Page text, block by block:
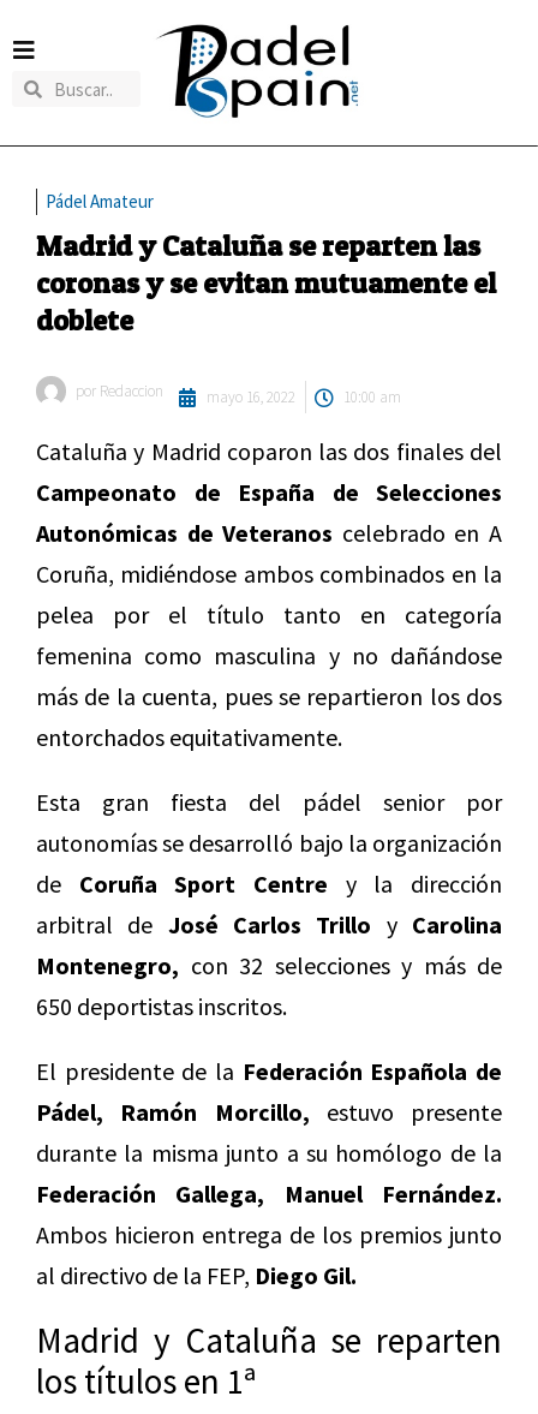
Pádel Amateur
Madrid y Cataluña se reparten las
coronas y se evitan mutuamente el
doblete
por Redaccion mayo 16, 2022 10:00 am
Cataluña y Madrid coparon las dos finales del
Campeonato de España de Selecciones
Autonómicas de Veteranos celebrado en A
Coruña, midiéndose ambos combinados en la
pelea por el título tanto en categoría
femenina como masculina y no dañándose
más de la cuenta, pues se repartieron los dos
entorchados equitativamente.
Esta gran fiesta del pádel senior por
autonomías se desarrolló bajo la organización
de Coruña Sport Centre y la dirección
arbitral de José Carlos Trillo y Carolina
Montenegro, con 32 selecciones y más de
650 deportistas inscritos.
El presidente de la Federación Española de
Pádel, Ramón Morcillo, estuvo presente
durante la misma junto a su homólogo de la
Federación Gallega, Manuel Fernández.
Ambos hicieron entrega de los premios junto
al directivo de la FEP, Diego Gil.
Madrid y Cataluña se reparten
los títulos en 1ª